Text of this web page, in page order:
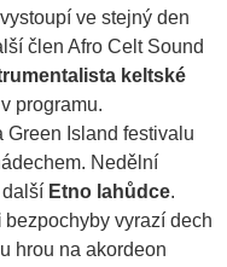
vystoupí ve stejný den
člen Afro Celt Sound
keltské
programu.
Green Island festivalu
Nedělní
další Etno lahůdce.
bezpochyby vyrazí dech
hrou na akordeon